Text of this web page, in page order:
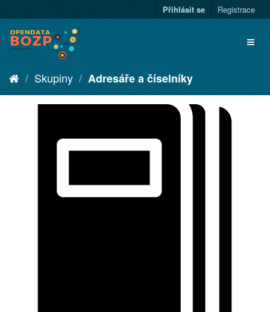
Přihlásit se Registrace
Skupiny Adresáře a číselníky